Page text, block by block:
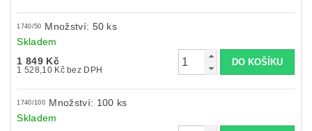
1740/50 Množství: 50 ks
Skladem
1 849 Kč
1 528,10 Kč bez DPH
1740/100
Množství: 100 ks
Skladem